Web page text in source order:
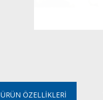
ÜRÜN ÖZELLIKLERI